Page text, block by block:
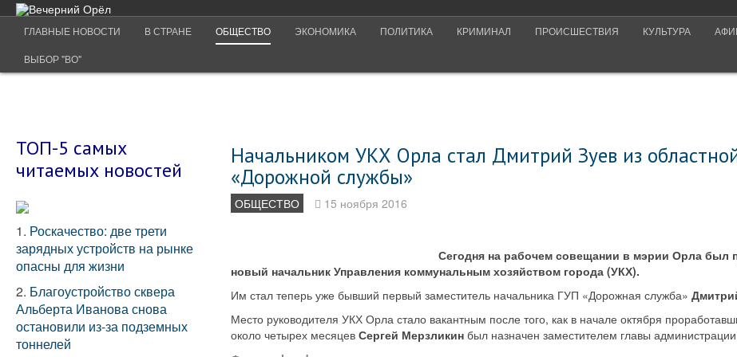
ГЛАВНЫЕ НОВОСТИ В СТРАНЕ ОБЩЕСТВО ЭКОНОМИКА ПОЛИТИКА КРИМИНАЛ ПРОИСШЕСТВИЯ КУЛЬТУРА
ВЫБОР "ВО"
Начальником УКХ Орла стал Дмитрий Зуев из
«Дорожной службы»
ОБЩЕСТВО 15 ноября 2016
Сегодня на рабочем совещании в мэрии Орла был
новый начальник Управления коммунальным хозяйством города (УКХ).
Им стал теперь уже бывший первый заместитель начальника ГУП «Дорожная служба»
Место руководителя УКХ Орла стало вакантным после того, как в начале октября
около четырех месяцев Сергей Мерзликинбыл назначен заместителем главы
ТОП-5 самых
читаемых новостей
1. Роскачество: две трети
зарядных устройств на рынке
опасны для жизни
2. Благоустройство сквера
Альберта Иванова снова
остановили из-за подземных
тоннелей